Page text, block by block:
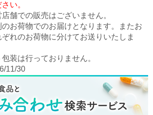
い。
舗での販売はございません。
お荷物でのお届けとなります。またお
れのお荷物に分けてお送りいたしま
装は行っておりません。
11/30